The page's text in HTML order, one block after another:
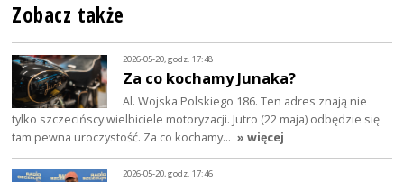
Zobacz także
2026-05-20, godz. 17:48
Za co kochamy Junaka?
Al. Wojska Polskiego 186. Ten adres znają nie
tylko szczecińscy wielbiciele motoryzacji. Jutro (22 maja) odbędzie się
tam pewna uroczystość. Za co kochamy… » więcej
2026-05-20, godz. 17:46